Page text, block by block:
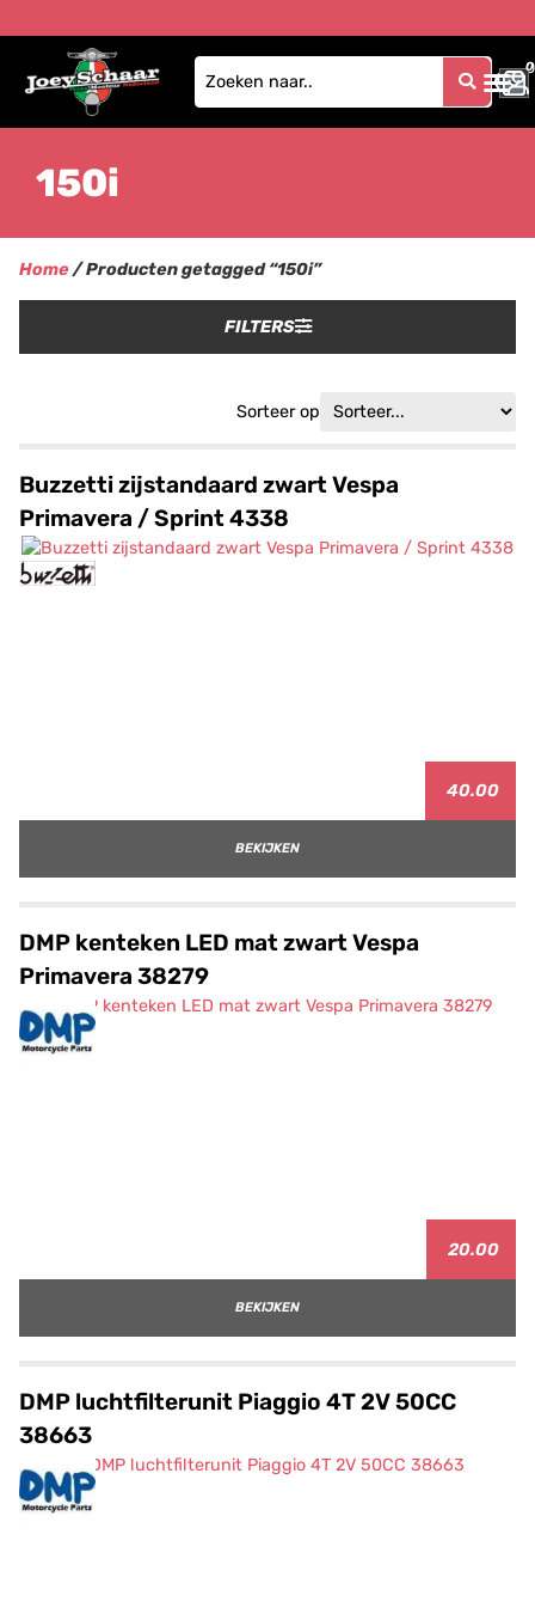
0
0
150i
Home/ Producten getagged “150i”
FILTERS
Sorteer op
Buzzetti zijstandaard zwart Vespa
Primavera / Sprint 4338
40.00
BEKIJKEN
DMP kenteken LED mat zwart Vespa
Primavera 38279
20.00
BEKIJKEN
DMP luchtfilterunit Piaggio 4T 2V 50CC
38663